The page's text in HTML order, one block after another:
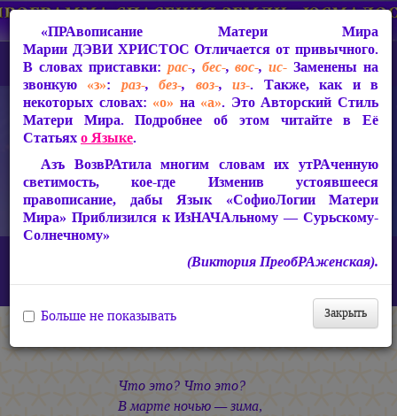
СакРАльная Поэзия Матери Мира
И ночи нет в Потоках Света…
Зима-лето
Что это? Что это?
В марте ночью — зима,
«ПРАвописание Матери Мира
Марии ДЭВИ ХРИСТОС Отличается от привычного.
В словах приставки: рас-, бес-,вос-,ис- Заменены на
звонкую «з»: раз-,без-, воз-,из-. Также, как и в
некоторых словах: «о» на «а». Это Авторский Стиль
Матери Мира. Подробнее об этом читайте в Её
Статьяхо Языке.
Азъ ВозвРАтила многим словам их утРАченную
светимость, кое-где Изменив устоявшееся
правописание, дабы Язык «СофиоЛогии Матери
Мира» Приблизился к ИзНАЧАльному — Сурьскому-
Солнечному»
(Виктория ПреобРАженская).
Закрыть
Больше не показывать